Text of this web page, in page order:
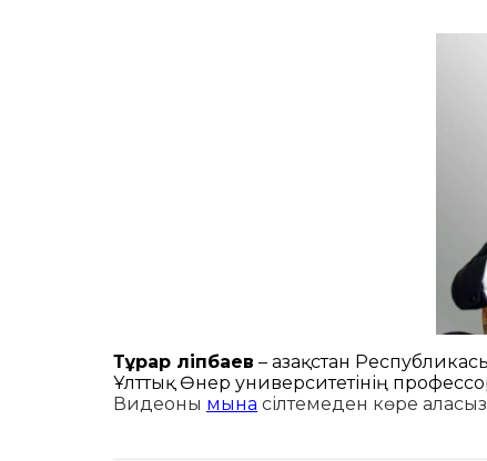
Тұрар Әліпбаев – Қазақстан
Ұлттық Өнер университетінің
Видеоны мына сілтемеден көре